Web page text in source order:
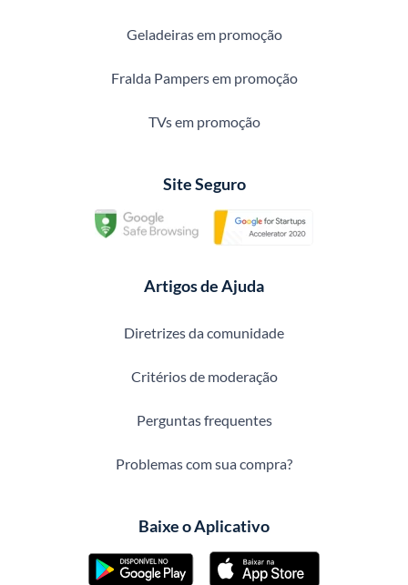
Geladeiras em promoção
Fralda Pampers em promoção
TVs em promoção
Site Seguro
Artigos de Ajuda
Diretrizes da comunidade
Critérios de moderação
Perguntas frequentes
Problemas com sua compra?
Baixe o Aplicativo